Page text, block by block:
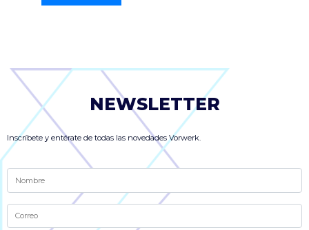
NEWSLETTER
Inscríbete y entérate de todas las novedades Vorwerk.